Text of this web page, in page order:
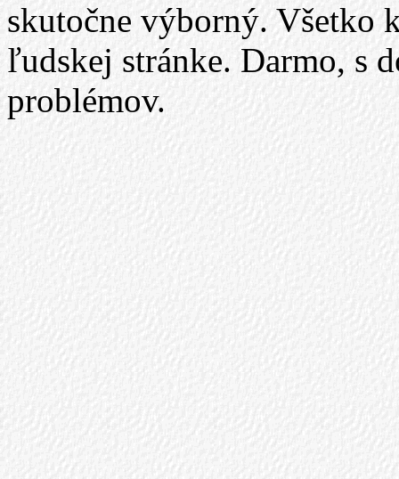
skutočne výborný. Všetko
ľudskej stránke. Darmo, s
problémov.